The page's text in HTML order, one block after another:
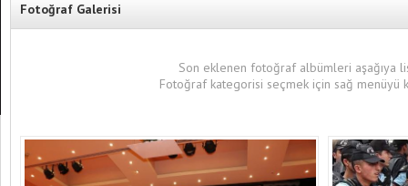
Fotoğraf Galerisi
Son eklenen fotoğraf albümleri aşağıya
Fotoğraf kategorisi seçmek için sağ menüyü